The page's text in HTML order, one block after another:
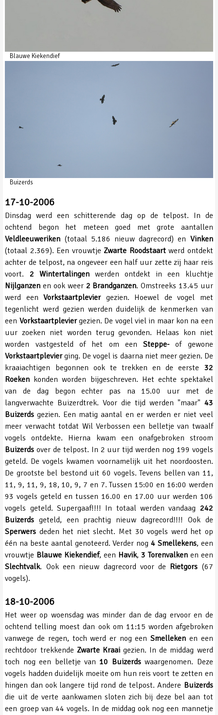
Blauwe Kiekendief
Buizerds
17-10-2006
Dinsdag werd een schitterende dag op de telpost. In de
ochtend begon het meteen goed met grote aantallen
Veldleeuweriken (totaal 5.186 nieuw dagrecord) en Vinken
(totaal 2.369). Een vrouwtje Zwarte Roodstaartwerd ontdekt
achter de telpost, na ongeveer een half uur zette zij haar reis
voort. 2 Wintertalingenwerden ontdekt in een kluchtje
Nijlganzen en ook weer 2 Brandganzen. Omstreeks 13.45 uur
werd eenVorkstaartpleviergezien. Hoewel de vogel met
tegenlicht werd gezien werden duidelijk de kenmerken van
een Vorkstaartpleviergezien. De vogel viel in maar kon na een
uur zoeken niet worden terug gevonden. Helaas kon niet
worden vastgesteld of het om eenSteppe-of gewone
Vorkstaartplevierging. De vogel is daarna niet meer gezien. De
kraaiachtigen begonnen ook te trekken en de eerste 32
Roeken konden worden bijgeschreven. Het echte spektakel
van de dag begon echter pas na 15.00 uur met de
langverwachte Buizerdtrek. Voor die tijd werden "maar" 43
Buizerds gezien. Een matig aantal en er werden er niet veel
meer verwacht totdat Wil Verbossen een belletje van twaalf
vogels ontdekte. Hierna kwam een onafgebroken stroom
Buizerds over de telpost. In 2 uur tijd werden nog 199 vogels
geteld. De vogels kwamen voornamelijk uit het noordoosten.
De grootste bel bestond uit 60 vogels. Tevens bellen van 11,
11, 9, 11, 9, 18, 10, 9, 7 en 7. Tussen 15:00 en 16:00 werden
93 vogels geteld en tussen 16.00 en 17.00 uur werden 106
vogels geteld. Supergaaf!!!! In totaal werden vandaag 242
Buizerds geteld, een prachtig nieuw dagrecord!!!! Ook de
Sperwers deden het niet slecht. Met 30 vogels werd het op
één na beste aantal genoteerd. Verder nog4 Smellekens, een
vrouwtje Blauwe Kiekendief, een Havik, 3 Torenvalkenen een
Slechtvalk. Ook een nieuw dagrecord voor de Rietgors (67
vogels).
18-10-2006
Het weer op woensdag was minder dan de dag ervoor en de
ochtend telling moest dan ook om 11:15 worden afgebroken
vanwege de regen, toch werd er nog eenSmelleken en een
rechtdoor trekkende Zwarte Kraaigezien. In de middag werd
toch nog een belletje van 10 Buizerdswaargenomen. Deze
vogels hadden duidelijk moeite om hun reis voort te zetten en
hingen dan ook langere tijd rond de telpost. Andere Buizerds
die uit de verte aankwamen sloten zich bij deze bel aan tot
een groep van 44 vogels. In de middag ook nog een mannetje